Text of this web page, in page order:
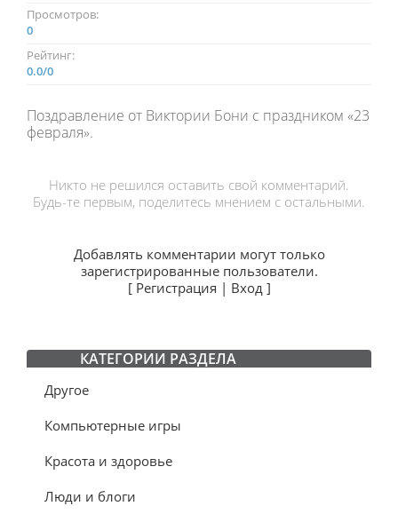
Просмотров:
0
Рейтинг:
0.0/0
Поздравление от Виктории Бони с праздником «23
февраля».
Никто не решился оставить свой комментарий.
Будь-те первым, поделитесь мнением с остальными.
Добавлять комментарии могут только
зарегистрированные пользователи.
[ Регистрация | Вход]
КАТЕГОРИИ РАЗДЕЛА
Другое
Компьютерные игры
Красота и здоровье
Люди и блоги